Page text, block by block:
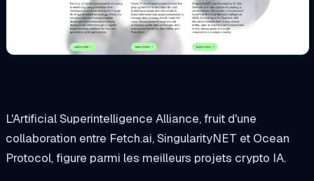
L'Artificial Superintelligence Alliance, fruit d'une
collaboration entre Fetch.ai, SingularityNET et Ocean
Protocol, figure parmi les meilleurs projets crypto IA.